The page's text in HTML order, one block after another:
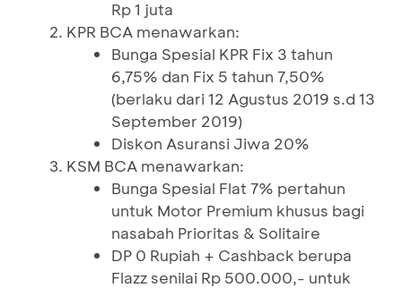
Rp 1 juta
KPR BCA menawarkan:
Bunga Spesial KPR Fix 3 tahun
6,75% dan Fix 5 tahun 7,50%
(berlaku dari 12 Agustus 2019 s.d 13
September 2019)
Diskon Asuransi Jiwa 20%
KSM BCA menawarkan:
Bunga Spesial Flat 7% pertahun
untuk Motor Premium khusus bagi
nasabah Prioritas & Solitaire
DP 0 Rupiah + Cashback berupa
Flazz senilai Rp 500.000,- untuk